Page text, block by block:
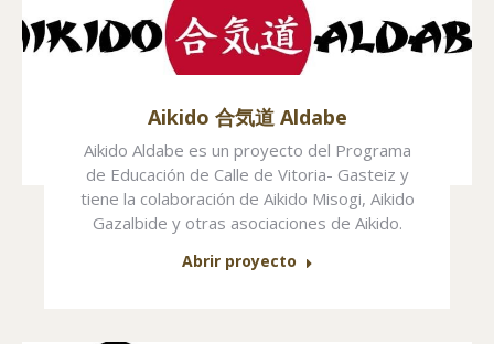
Aikido 合気道 Aldabe
Aikido Aldabe es un proyecto del Programa
de Educación de Calle de Vitoria- Gasteiz y
tiene la colaboración de Aikido Misogi, Aikido
Gazalbide y otras asociaciones de Aikido.
Abrir proyecto